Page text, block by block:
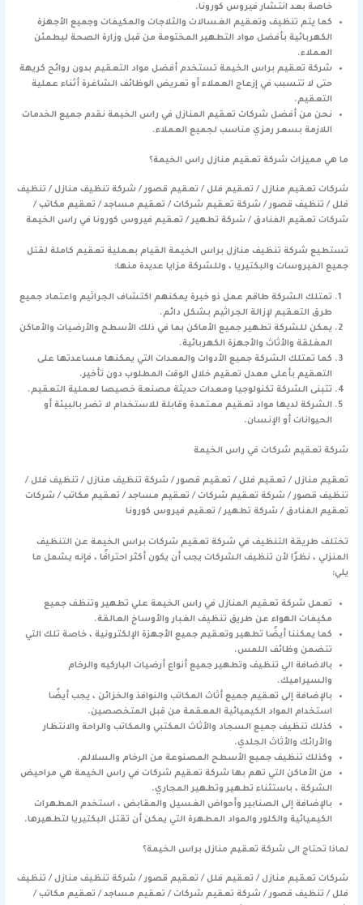
خاصة بعد انتشار فيروس كورونا.
كما يتم تنظيف وتعقيم الغسالات والثلاجات والمكيفات وجميع الأجهزة
الكهربائية بأفضل مواد التطهير المختومة من قبل وزارة الصحة ليطمئن
العملاء.
شركة تعقيم براس الخيمة تستخدم أفضل مواد التعقيم بدون روائح كريهة
حتى لا تتسبب في إزعاج العملاء أو تعريض الوظائف الشاغرة أثناء عملية
التعقيم.
نحن من أفضل شركات تعقيم المنازل في راس الخيمة نقدم جميع الخدمات
اللازمة بسعر رمزي مناسب لجميع العملاء.
ما هي مميزات شركة تعقيم منازل راس الخيمة؟
شركات تعقيم منازل / تعقيم فلل / تعقيم قصور / شركة تنظيف منازل / تنظيف
فلل / تنظيف قصور / شركة تعقيم شركات / تعقيم مساجد / تعقيم مكاتب /
شركات تعقيم الفنادق / شركة تطهير / تعقيم فيروس كورونا في راس الخيمة
تستطيع شركة تنظيف منازل براس الخيمة القيام بعملية تعقيم كاملة لقتل
جميع الفيروسات والبكتيريا ، وللشركة مزايا عديدة منها:
تمتلك الشركة طاقم عمل ذو خبرة يمكنهم اكتشاف الجراثيم واعتماد جميع
طرق التعقيم لإزالة الجراثيم بشكل دائم.
يمكن للشركة تطهير جميع الأماكن بما في ذلك الأسطح والأرضيات والأماكن
المغلقة والأثاث والأجهزة الكهربائية.
كما تمتلك الشركة جميع الأدوات والمعدات التي يمكنها مساعدتها على
التعقيم بأعلى معدل تعقيم خلال الوقت المطلوب دون تأخير.
تتبنى الشركة تكنولوجيا ومعدات حديثة مصنعة خصيصا لعملية التعقيم.
الشركة لديها مواد تعقيم معتمدة وقابلة للاستخدام لا تضر بالبيئة أو
الحيوانات أو الإنسان.
شركة تعقيم شركات في راس الخيمة
تعقيم منازل / تعقيم فلل / تعقيم قصور / شركة تنظيف منازل / تنظيف فلل /
تنظيف قصور / شركة تعقيم شركات / تعقيم مساجد / تعقيم مكاتب / شركات
تعقيم الفنادق / شركة تطهير / تعقيم فيروس كورونا
تختلف طريقة التنظيف في شركة تعقيم شركات براس الخيمة عن التنظيف
المنزلي ، نظرًا لأن تنظيف الشركات يجب أن يكون أكثر احترافًا ، فإنه يشمل ما
يلي:
تعمل شركة تعقيم المنازل في راس الخيمة علي تطهير وتنظف جميع
مكيفات الهواء عن طريق تنظيف الغبار والأوساخ العالقة.
كما يمكننا أيضًا تطهير وتعقيم جميع الأجهزة الإلكترونية ، خاصة تلك التي
تتضمن وظائف اللمس.
بالاضافة الي تنظيف وتطهير جميع أنواع أرضيات الباركيه والرخام
والسيراميك.
بالإضافة إلى تعقيم جميع أثاث المكاتب والنوافذ والخزائن ، يجب أيضًا
استخدام المواد الكيميائية المعقمة من قبل المتخصصين.
كذلك تنظيف جميع السجاد والأثاث المكتبي والمكاتب والراحة والانتظار
والأرائك والأثاث الجلدي.
وكذلك تنظيف جميع الأسطح المصنوعة من الرخام والسلالم.
من الأماكن التي تهم بها شركة تعقيم شركات في راس الخيمة هي مراحيض
الشركة ، باستثناء تطهير وتطهير المجاري.
بالإضافة إلى الصنابير وأحواض الغسيل والمقابض ، استخدم المطهرات
الكيميائية والكلور والمواد المطهرة التي يمكن أن تقتل البكتيريا لتطهيرها.
لماذا تحتاج الى شركة تعقيم منازل براس الخيمة؟
شركات تعقيم منازل / تعقيم فلل / تعقيم قصور / شركة تنظيف منازل / تنظيف
فلل / تنظيف قصور / شركة تعقيم شركات / تعقيم مساجد / تعقيم مكاتب /